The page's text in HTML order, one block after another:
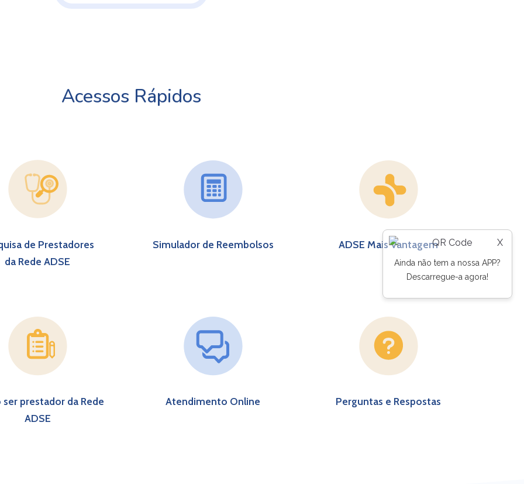
Acessos Rápidos
de Prestadores
da Rede ADSE
Simulador de Reembolsos ADSE Mais Vantagem
prestador da Rede
ADSE
Atendimento Online Perguntas e Respostas
Ainda não tem a nossa APP?
Descarregue-a agora!
X